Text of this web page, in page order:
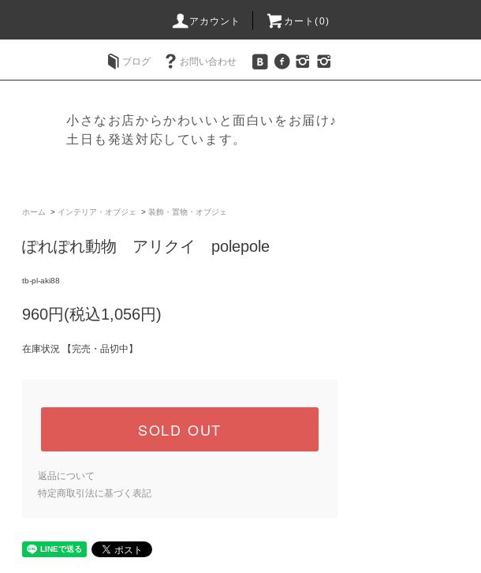
アカウント カート(0)
ブログ お問い合わせ
小さなお店からかわいいと面白いをお届け♪
土日も発送対応しています。
ホーム > インテリア・オブジェ > 装飾・置物・オブジェ
ぽれぽれ動物 アリクイ polepole
tb-pl-aki88
960円(税込1,056円)
在庫状況 【完売・品切中】
SOLD OUT
返品について
特定商取引法に基づく表記